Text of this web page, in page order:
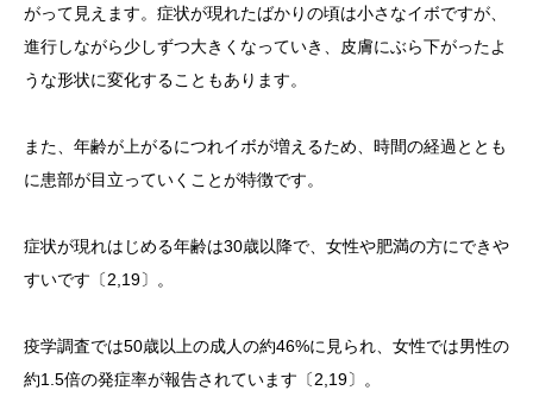
がって見えます。症状が現れたばかりの頃は小さなイボですが、
進行しながら少しずつ大きくなっていき、皮膚にぶら下がったよ
うな形状に変化することもあります。
また、年齢が上がるにつれイボが増えるため、時間の経過ととも
に患部が目立っていくことが特徴です。
症状が現れはじめる年齢は30歳以降で、女性や肥満の方にできや
すいです〔2,19〕。
疫学調査では50歳以上の成人の約46%に見られ、女性では男性の
約1.5倍の発症率が報告されています〔2,19〕。